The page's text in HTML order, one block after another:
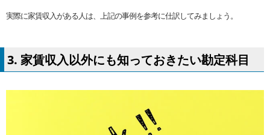
実際に家賃収入がある人は、上記の事例を参考に仕訳してみましょう。
3. 家賃収入以外にも知っておきたい勘定科目